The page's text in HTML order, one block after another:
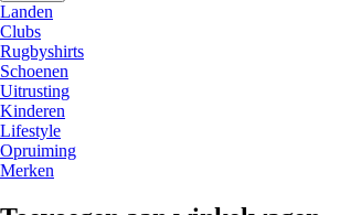
Landen
Clubs
Rugbyshirts
Schoenen
Uitrusting
Kinderen
Lifestyle
Opruiming
Merken